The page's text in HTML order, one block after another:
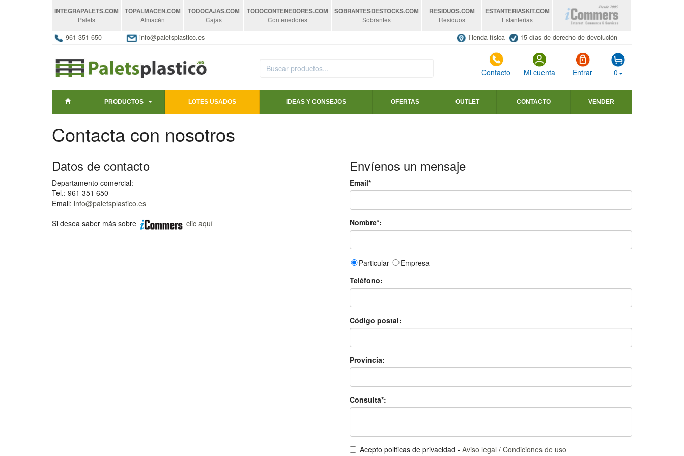
INTEGRAPALETS.COM
Palets
TOPALMACEN.COM
Almacén
TODOCAJAS.COM
Cajas
TODOCONTENEDORES.COM
Contenedores
SOBRANTESDESTOCKS.COM
Sobrantes
RESIDUOS.COM
Residuos
ESTANTERIASKIT.COM
Estanterias
961 351 650 info@paletsplastico.es Tienda física 15 días de derecho de devolución
Contacto Mi cuenta Entrar 0
PRODUCTOS LOTES USADOS IDEAS Y CONSEJOS OFERTAS OUTLET CONTACTO VENDER
Contacta con nosotros
Datos de contacto
Departamento comercial:
Tel.: 961 351 650
Email: info@paletsplastico.es
Si desea saber más sobre
clic aquí
Envíenos un mensaje
Email*
Nombre*:
Particular
Empresa
Teléfono:
Código postal:
Provincia:
Consulta*:
Acepto politicas de privacidad - Aviso legal / Condiciones de uso